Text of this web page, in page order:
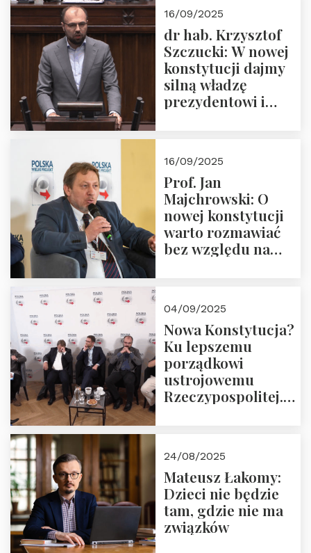
16/09/2025
dr hab. Krzysztof
Szczucki: W nowej
konstytucji dajmy
silną władzę
prezydentowi i
16/09/2025
Prof. Jan
Majchrowski: O
nowej konstytucji
warto rozmawiać
bez względu na
04/09/2025
Nowa Konstytucja?
Ku lepszemu
porządkowi
ustrojowemu
Rzeczypospolitej.
24/08/2025
Mateusz Łakomy:
Dzieci nie będzie
tam, gdzie nie ma
związków